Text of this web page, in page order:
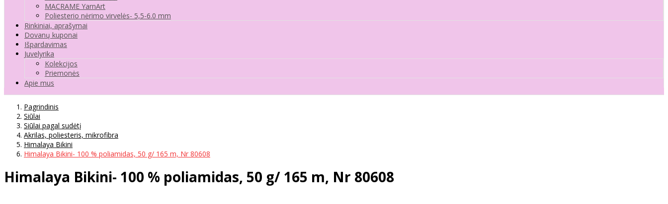
MACRAME YarnArt
Poliesterio nėrimo virvelės- 5,5-6.0 mm
Rinkiniai, aprašymai
Dovanų kuponai
Išpardavimas
Juvelyrika
Kolekcijos
Priemonės
Apie mus
Pagrindinis
Siūlai
Siūlai pagal sudėtį
Akrilas, poliesteris, mikrofibra
Himalaya Bikini
Himalaya Bikini- 100 % poliamidas, 50 g/ 165 m, Nr 80608
Himalaya Bikini- 100 % poliamidas, 50 g/ 165 m, Nr 80608